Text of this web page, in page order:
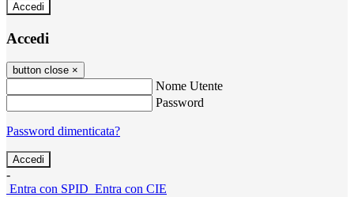
Accedi
Accedi
button close ×
Nome Utente
Password
Password dimenticata?
-
Entra con SPID Entra con CIE